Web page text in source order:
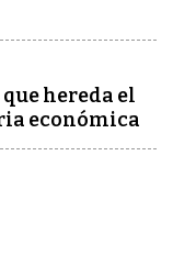
hereda el
económica